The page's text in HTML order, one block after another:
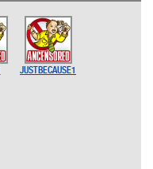
JUSTBECAUSE1